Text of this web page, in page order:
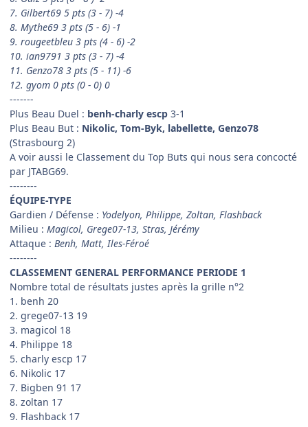
7. Gilbert69 5 pts (3 - 7) -4
8. Mythe69 3 pts (5 - 6) -1
9. rougeetbleu 3 pts (4 - 6) -2
10. ian9791 3 pts (3 - 7) -4
11. Genzo78 3 pts (5 - 11) -6
12. gyom 0 pts (0 - 0) 0
-------
Plus Beau Duel : benh-charly escp 3-1
Plus Beau But : Nikolic, Tom-Byk, labellette, Genzo78
(Strasbourg 2)
A voir aussi le Classement du Top Buts qui nous sera concocté
par JTABG69.
--------
ÉQUIPE-TYPE
Gardien / Défense : Yodelyon, Philippe, Zoltan, Flashback
Milieu : Magicol, Grege07-13, Stras, Jérémy
Attaque : Benh, Matt, Iles-Féroé
--------
CLASSEMENT GENERAL PERFORMANCE PERIODE 1
Nombre total de résultats justes après la grille n°2
1. benh 20
2. grege07-13 19
3. magicol 18
4. Philippe 18
5. charly escp 17
6. Nikolic 17
7. Bigben 91 17
8. zoltan 17
9. Flashback 17